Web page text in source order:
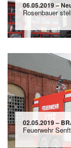
06.05.2019 –
Rosenbauer
02.05.2019 –
Feuerwehr